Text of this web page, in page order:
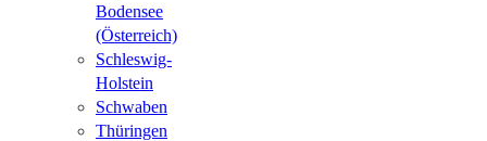
Bodensee
(Österreich)
Schleswig-
Holstein
Schwaben
Thüringen